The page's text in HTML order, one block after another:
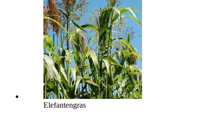
Elefantengras